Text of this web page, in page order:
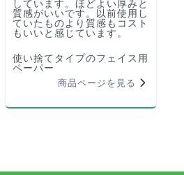
しています。ほどよい厚みと
質感がいいです。以前使用し
ていたものより質感もコスト
もいいと感じています。
使い捨てタイプのフェイス用
ペーパー
商品ページを見る